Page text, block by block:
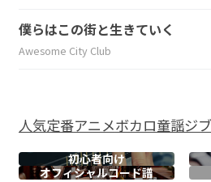
僕らはこの街と生きていく
Awesome City Club
人気定番アニメボカロ童謡ジ
初心者向け
オフィシャルコード譜